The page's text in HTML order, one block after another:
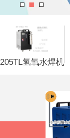
205TL氢氧水焊机